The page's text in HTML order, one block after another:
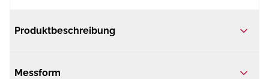
Produktbeschreibung
Messform